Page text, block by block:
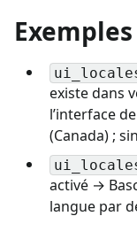
Exemples
existe dans
l’interface
(Canada) ;
activé →
langue par